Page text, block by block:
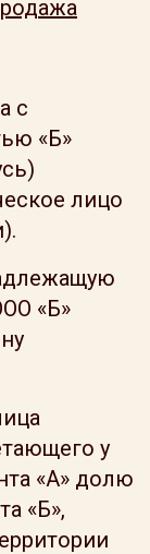
с
«Б»
лицо
«Б»
у
«А» долю
«Б»,